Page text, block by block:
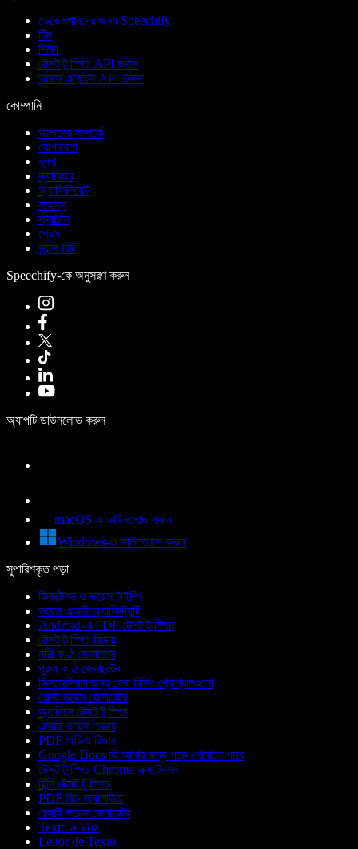
ডেভেলপারদের জন্য Speechify
টিম
শিক্ষা
টেক্সট টু স্পিচ API ডকস
ভয়েস এজেন্টস API ডকস
কোম্পানি
আমাদের সম্পর্কে
যোগাযোগ
ব্লগ
ক্যারিয়ার
অ্যাফিলিয়েট
সাহায্য
স্ট্যাটাস
প্রেস
ব্র্যান্ড কিট
Speechify-কে অনুসরণ করুন
অ্যাপটি ডাউনলোড করুন
macOS-এ ডাউনলোড করুন
Windows-এ ডাউনলোড করুন
সুপারিশকৃত পড়া
ডিকটেশন ও ভয়েস টাইপিং
ভয়েস এআই অ্যাসিস্ট্যান্ট
Android-এ PDF টেক্সট টু স্পিচ
টেক্সট টু স্পিচ রিডার
নারী কণ্ঠ জেনারেটর
পুরুষ কণ্ঠ জেনারেটর
ডিসলেক্সিয়ার জন্য সেরা রিডিং প্রোগ্রামগুলো
রোবট ভয়েস জেনারেটর
অ্যানিমে টেক্সট টু স্পিচ
এআই ভয়েস চেঞ্জার
PDF অডিও রিডার
Google Docs কি আমার জন্য পড়ে শোনাতে পারে
টেক্সট টু স্পিচ Chrome এক্সটেনশন
হিন্দি টেক্সট টু স্পিচ
PDF রিড অ্যালাউড
এআই ভয়েস জেনারেটর
Texto a Voz
Leitor de Texto